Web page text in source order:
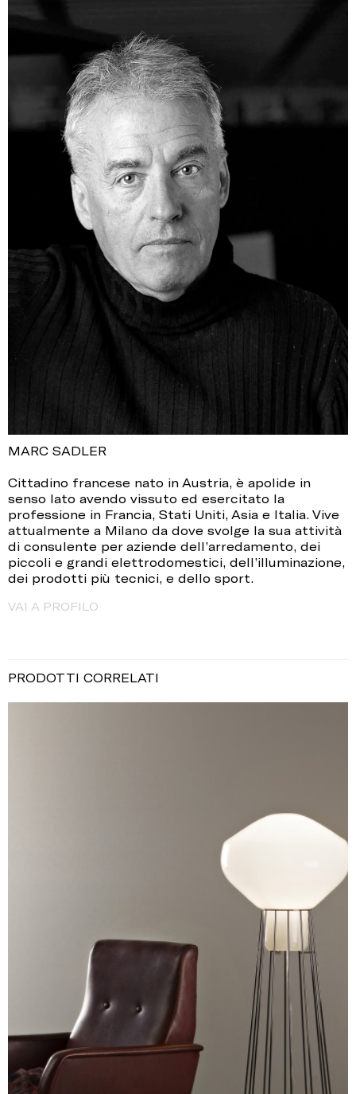
MARC SADLER
Cittadino francese nato in Austria, è apolide in
senso lato avendo vissuto ed esercitato la
professione in Francia, Stati Uniti, Asia e Italia. Vive
attualmente a Milano da dove svolge la sua attività
di consulente per aziende dell’arredamento, dei
piccoli e grandi elettrodomestici, dell’illuminazione,
dei prodotti più tecnici, e dello sport.
VAI A PROFILO
PRODOTTI CORRELATI